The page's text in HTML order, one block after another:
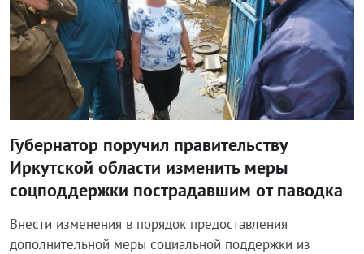
Губернатор поручил правительству
Иркутской области изменить меры
соцподдержки пострадавшим от паводка
Внести изменения в порядок предоставления
дополнительной меры социальной поддержки из